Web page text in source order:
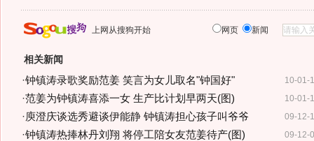
上网从搜狗开始 网页 新闻
相关新闻
10-01-
·钟镇涛录歌奖励范姜 笑言为女儿取名"钟国好"
10-01-
·范姜为钟镇涛喜添一女 生产比计划早两天(图)
09-12-
·庾澄庆谈选秀避谈伊能静 钟镇涛担心孩子叫爷爷
09-12-
·钟镇涛热捧林丹刘翔 将停工陪女友范姜待产(图)